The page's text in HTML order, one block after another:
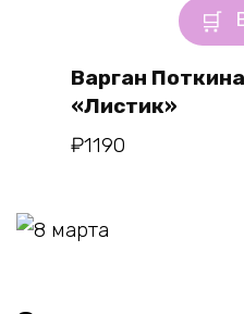
Варган
«Листик»
₽1190